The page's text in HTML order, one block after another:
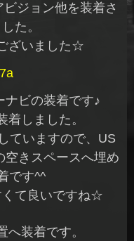
ジョン他を装着さ
た。
ざいました☆
ビの装着です♪
着しました。
ていますので、US
空きスペースへ埋め
です^^
くて良いですね☆
装着です。